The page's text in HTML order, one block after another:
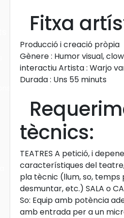
Fitxa
Producció i creació pròpia
Gènere : Humor visual,
interactiu Artista : Warjo
Durada : Uns 55 minuts
tècnics:
TEATRES A petició, i
característiques del
pla tècnic (llum, so, temps
desmuntar, etc.) SALA o
So: Equip amb potència
amb entrada per a un